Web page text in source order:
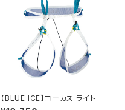
【BLUE ICE】コーカス ライト